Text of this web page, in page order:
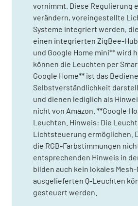
vornimmt. Diese Regulierung
verändern, voreingestellte
Systeme integriert werden,
einen integrierten ZigBee-
und Google Home mini** wird
können die Leuchten per
Google Home** ist das
Selbstverständlichkeit
und dienen lediglich als
nicht von Amazon. **Google
Leuchten. Hinweis: Die
Lichtsteuerung ermöglichen.
die RGB-Farbstimmungen
entsprechenden Hinweis in
bilden auch kein lokales
ausgelieferten Q-Leuchten
gesteuert werden.